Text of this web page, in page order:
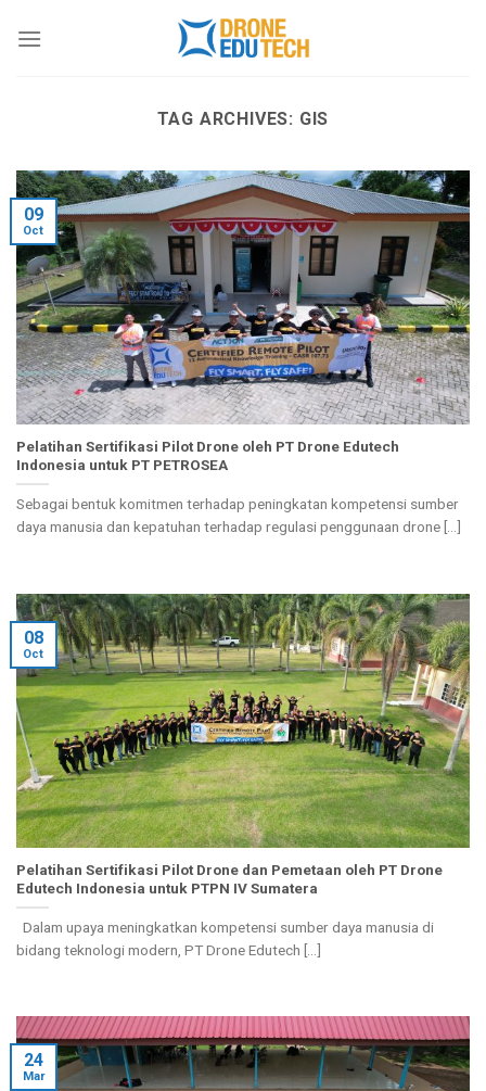
TAG ARCHIVES: GIS
Pelatihan Sertifikasi Pilot Drone oleh PT Drone Edutech
Indonesia untuk PT PETROSEA
Sebagai bentuk komitmen terhadap peningkatan kompetensi sumber
daya manusia dan kepatuhan terhadap regulasi penggunaan drone [...]
09
Oct
Pelatihan Sertifikasi Pilot Drone dan Pemetaan oleh PT Drone
Edutech Indonesia untuk PTPN IV Sumatera
Dalam upaya meningkatkan kompetensi sumber daya manusia di
bidang teknologi modern, PT Drone Edutech [...]
08
Oct
24
Mar